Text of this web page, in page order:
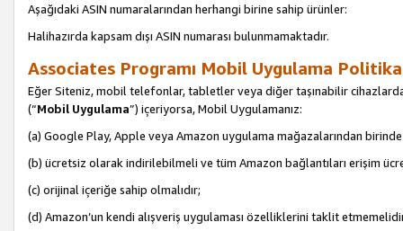
Aşağıdaki ASIN numaralarından herhangi birine sahip ürünler:
Halihazırda kapsam dışı ASIN numarası bulunmamaktadır.
Associates Programı Mobil Uygulama
Eğer Siteniz, mobil telefonlar, tabletler veya diğer taşınabilir
(“Mobil Uygulama”) içeriyorsa, Mobil Uygulamanız:
(a) Google Play, Apple veya Amazon uygulama mağazalarından birinde
(b) ücretsiz olarak indirilebilmeli ve tüm Amazon bağlantıları erişim
(c) orijinal içeriğe sahip olmalıdır;
(d) Amazon’un kendi alışveriş uygulaması özelliklerini taklit